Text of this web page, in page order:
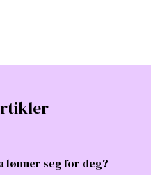
lønner seg for deg?